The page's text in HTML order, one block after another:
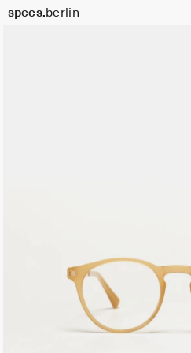
specs.berlin
Warenkorb